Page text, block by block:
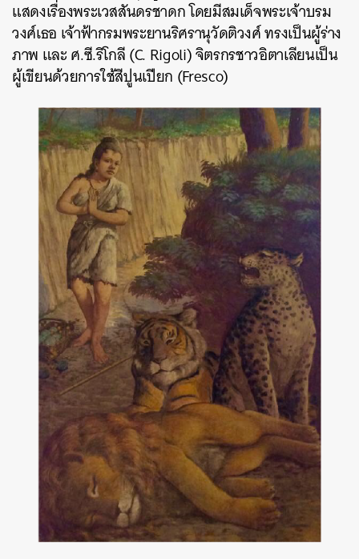
แสดงเรื่องพระเวสสันดรชาดก โดยมีสมเด็จพระเจ้าบรม
วงศ์เธอ เจ้าฟ้ากรมพระยานริศรานุวัดติวงศ์ ทรงเป็นผู้ร่าง
ภาพ และ ศ.ซี.ริโกลี (C. Rigoli) จิตรกรชาวอิตาเลียนเป็น
ผู้เขียนด้วยการใช้สีปูนเปียก (Fresco)
ค้นหา
SHARE TWEET LINE EMAIL